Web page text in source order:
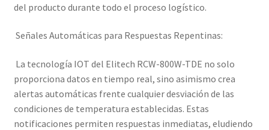
del producto durante todo el proceso logístico.
Señales Automáticas para Respuestas Repentinas:
La tecnología IOT del Elitech RCW-800W-TDE no solo
proporciona datos en tiempo real, sino asimismo crea
alertas automáticas frente cualquier desviación de las
condiciones de temperatura establecidas. Estas
notificaciones permiten respuestas inmediatas, eludiendo